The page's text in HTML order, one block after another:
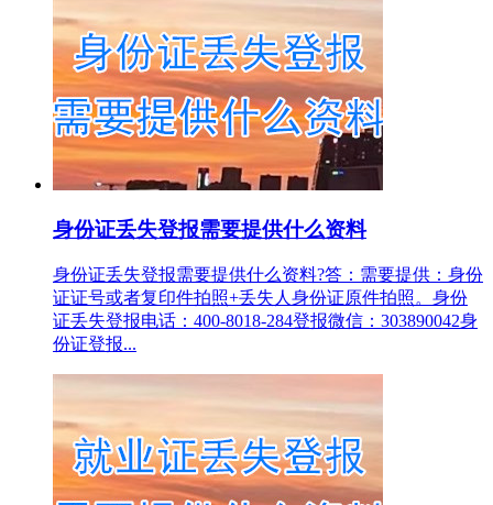
身份证丢失登报需要提供什么资料
身份证丢失登报需要提供什么资料?答：需要提供：身份
证证号或者复印件拍照+丢失人身份证原件拍照。身份
证丢失登报电话：400-8018-284登报微信：303890042身
份证登报...